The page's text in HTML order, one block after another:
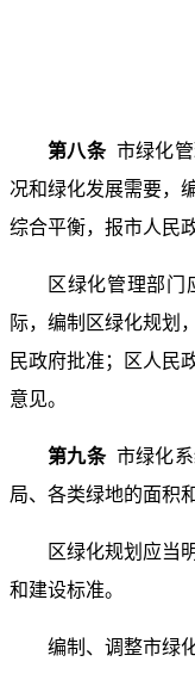
第八条 市绿化
况和绿化发展需要，
综合平衡，报市人民
区绿化管理部门
际，编制区绿化规划
民政府批准；区人民
意见。
第九条 市绿化
局、各类绿地的面积
区绿化规划应当
和建设标准。
编制、调整市绿